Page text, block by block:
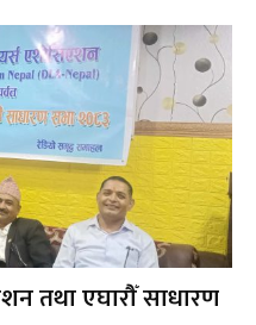
तथा एघारौँ साधारण